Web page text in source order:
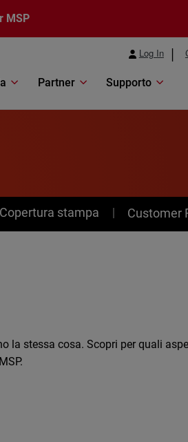
MSP
Log In
Partner Supporto
Copertura stampa Customer
la stessa cosa. Scopri per quali